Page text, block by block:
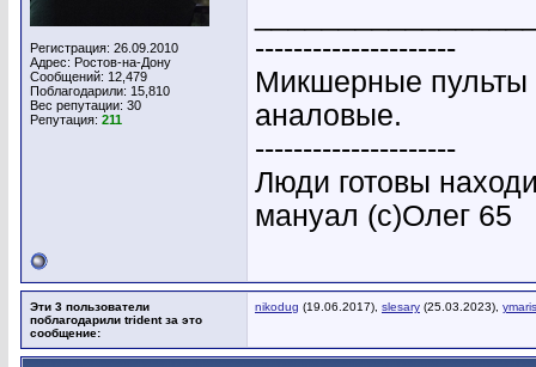
Регистрация: 26.09.2010
Адрес: Ростов-на-Дону
Сообщений: 12,479
Поблагодарили: 15,810
Вес репутации: 30
Репутация: 211
---------------------
Микшерные пульты
аналовые.
---------------------
Люди готовы
мануал (с)Олег 65
Эти 3 пользователи
поблагодарили trident за это
сообщение:
nikodug (19.06.2017), slesary (25.03.2023),